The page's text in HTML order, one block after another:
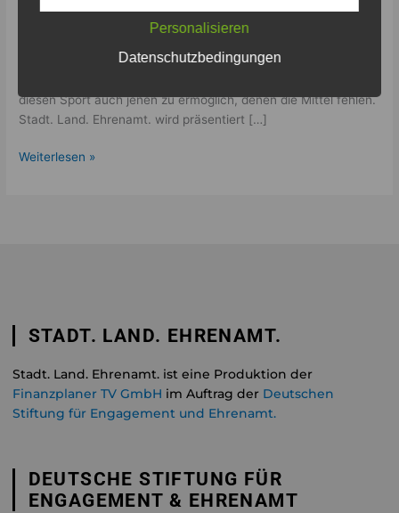
Neubrandenburg. Dort sind alle willkommen, die sich beteiligen
Mountainbike, Scooter oder Inliner, hier ist alles vertreten. Die
diesen Sport auch jenen zu ermöglich, denen die Mittel fehlen.
Stadt. Land. Ehrenamt. wird präsentiert […]
Weiterlesen »
STADT. LAND. EHRENAMT.
Stadt. Land. Ehrenamt. ist eine Produktion der
Finanzplaner TV GmbH im Auftrag der Deutschen
Stiftung für Engagement und Ehrenamt.
DEUTSCHE STIFTUNG FÜR
ENGAGEMENT & EHRENAMT
Personalisieren
Datenschutzbedingungen